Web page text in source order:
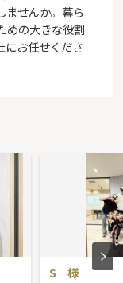
ませんか。暮ら
めの大きな役割
にお任せくださ
S 様